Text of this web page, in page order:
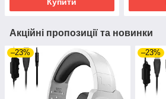
Акційні пропозиції та новинки
–23% –23%